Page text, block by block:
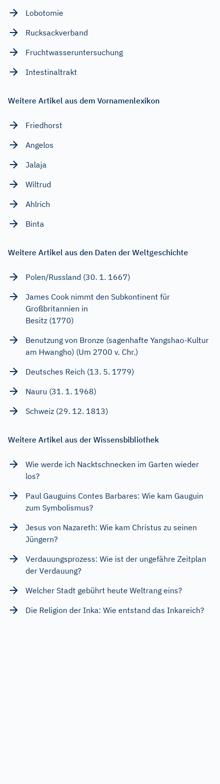
Lobotomie
Rucksackverband
Fruchtwasseruntersuchung
Intestinaltrakt
Weitere Artikel aus dem Vornamenlexikon
Friedhorst
Angelos
Jalaja
Wiltrud
Ahlrich
Binta
Weitere Artikel aus den Daten der Weltgeschichte
Polen/Russland (30. 1. 1667)
James Cook nimmt den Subkontinent für
Großbritannien in
Besitz (1770)
Benutzung von Bronze (sagenhafte Yangshao-Kultur
am Hwangho) (Um 2700 v. Chr.)
Deutsches Reich (13. 5. 1779)
Nauru (31. 1. 1968)
Schweiz (29. 12. 1813)
Weitere Artikel aus der Wissensbibliothek
Wie werde ich Nacktschnecken im Garten wieder
los?
Paul Gauguins Contes Barbares: Wie kam Gauguin
zum Symbolismus?
Jesus von Nazareth: Wie kam Christus zu seinen
Jüngern?
Verdauungsprozess: Wie ist der ungefähre Zeitplan
der Verdauung?
Welcher Stadt gebührt heute Weltrang eins?
Die Religion der Inka: Wie entstand das Inkareich?